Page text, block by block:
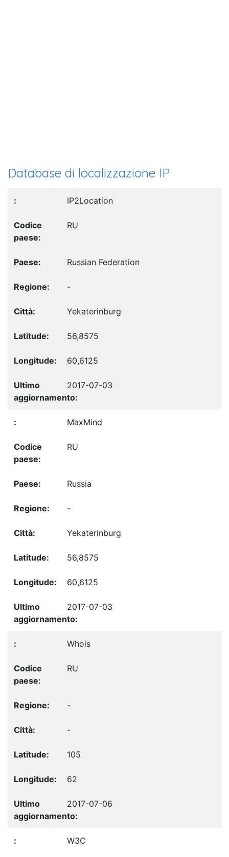
Database di localizzazione IP
IP2Location
RU
Russian Federation
-
Yekaterinburg
56,8575
60,6125
2017-07-03
MaxMind
RU
Russia
-
Yekaterinburg
56,8575
60,6125
2017-07-03
Whois
RU
-
-
105
62
2017-07-06
W3C